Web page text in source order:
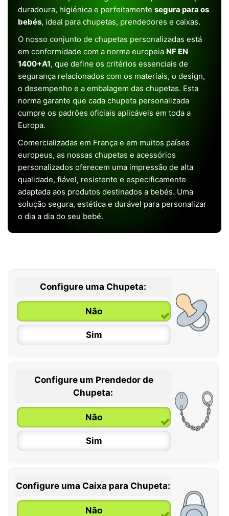
duradoura, higiénica e perfeitamente segura para os
bebés, ideal para chupetas, prendedores e caixas.
O nosso conjunto de chupetas personalizadas está
em conformidade com a norma europeia NF EN
1400+A1, que define os critérios essenciais de
segurança relacionados com os materiais, o design,
o desempenho e a embalagem das chupetas. Esta
norma garante que cada chupeta personalizada
cumpre os padrões oficiais aplicáveis em toda a
Europa.
Comercializadas em França e em muitos países
europeus, as nossas chupetas e acessórios
personalizados oferecem uma impressão de alta
qualidade, fiável, resistente e especificamente
adaptada aos produtos destinados a bebés. Uma
solução segura, estética e durável para personalizar
o dia a dia do seu bebé.
Configure uma Chupeta:
Não
Sim
0 / 6 meses
6 / 36 meses
Configure um Prendedor de
Chupeta:
Não
Sim
Configure uma Caixa para Chupeta:
Não